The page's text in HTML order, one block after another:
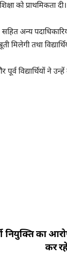
को प्राथमिकता
अन्य
मिलेगी तथा
विद्यार्थियों ने
नियुक्ति का
कर